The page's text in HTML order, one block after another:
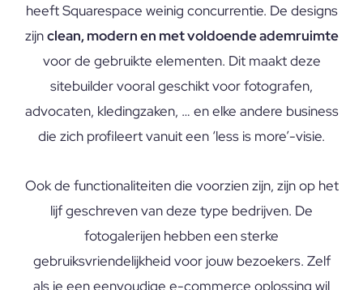
heeft Squarespace weinig concurrentie. De designs
zijnclean, modern en met voldoende ademruimte
voor de gebruikte elementen. Dit maakt deze
sitebuilder vooral geschikt voor fotografen,
advocaten, kledingzaken, … en elke andere business
die zich profileert vanuit een ‘less is more’-visie.
Ook de functionaliteiten die voorzien zijn, zijn op het
lijf geschreven van deze type bedrijven. De
fotogalerijen hebben een sterke
gebruiksvriendelijkheid voor jouw bezoekers. Zelf
als je een eenvoudige e-commerce oplossing wil